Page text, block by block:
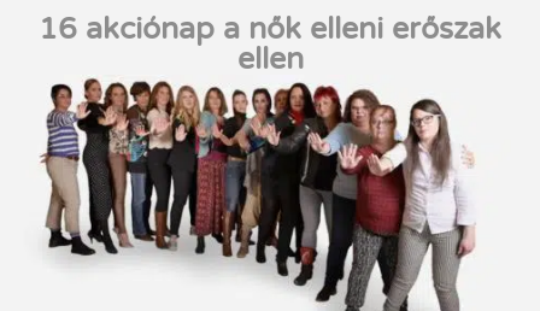
16 akciónap a nők elleni erőszak
ellen